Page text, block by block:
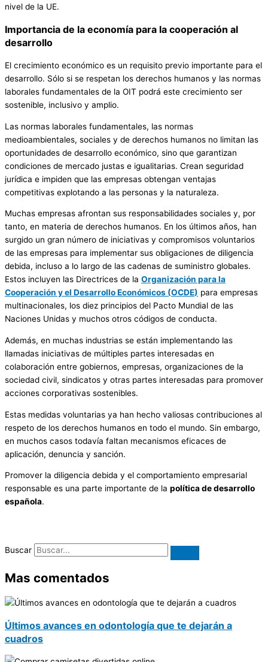
nivel de la UE.
Importancia de la economía para la cooperación al
desarrollo
El crecimiento económico es un requisito previo importante para el
desarrollo. Sólo si se respetan los derechos humanos y las normas
laborales fundamentales de la OIT podrá este crecimiento ser
sostenible, inclusivo y amplio.
Las normas laborales fundamentales, las normas
medioambientales, sociales y de derechos humanos no limitan las
oportunidades de desarrollo económico, sino que garantizan
condiciones de mercado justas e igualitarias. Crean seguridad
jurídica e impiden que las empresas obtengan ventajas
competitivas explotando a las personas y la naturaleza.
Muchas empresas afrontan sus responsabilidades sociales y, por
tanto, en materia de derechos humanos. En los últimos años, han
surgido un gran número de iniciativas y compromisos voluntarios
de las empresas para implementar sus obligaciones de diligencia
debida, incluso a lo largo de las cadenas de suministro globales.
Estos incluyen las Directrices de la Organización para la
Cooperación y el Desarrollo Económicos (OCDE) para empresas
multinacionales, los diez principios del Pacto Mundial de las
Naciones Unidas y muchos otros códigos de conducta.
Además, en muchas industrias se están implementando las
llamadas iniciativas de múltiples partes interesadas en
colaboración entre gobiernos, empresas, organizaciones de la
sociedad civil, sindicatos y otras partes interesadas para promover
acciones corporativas sostenibles.
Estas medidas voluntarias ya han hecho valiosas contribuciones al
respeto de los derechos humanos en todo el mundo. Sin embargo,
en muchos casos todavía faltan mecanismos eficaces de
aplicación, denuncia y sanción.
Promover la diligencia debida y el comportamiento empresarial
responsable es una parte importante de la política de desarrollo
española.
Buscar
Mas comentados
Últimos avances en odontología que te dejarán a
cuadros